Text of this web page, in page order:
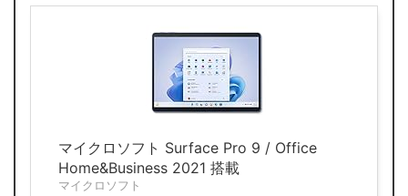
マイクロソフト Surface Pro 9 / Office
Home&Business 2021 搭載
マイクロソフト